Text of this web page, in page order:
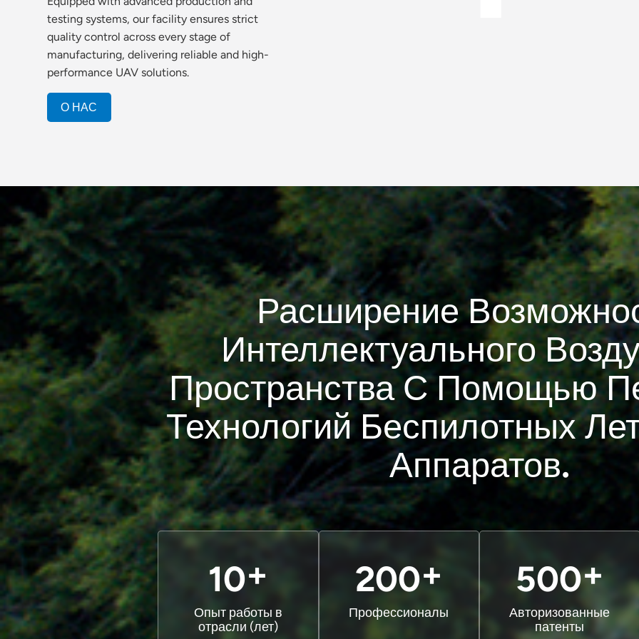
testing systems, our facility ensures strict
quality control across every stage of
manufacturing, delivering reliable and high-
performance UAV solutions.
О НАС
Расширение
Интеллектуального
Пространства С Помощью
Технологий Беспилотных
Аппаратов.
10+
Опыт работы в
отрасли (лет)
200+
Профессионалы
500+
Авторизованные
патенты